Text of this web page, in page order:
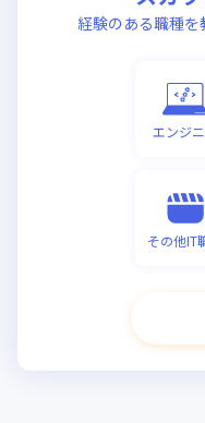
経験のある職種を
エンジ
その他IT